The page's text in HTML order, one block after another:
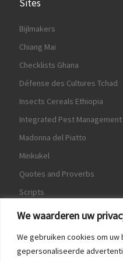
We waarderen uw
We gebruiken cookies om
gepersonaliseerde
Sites
Bijlmakers
Chiang Mai
Checklists Ghana
Défense des Cultures Tchad
Insects Cereals Ethiopia
Integrated Pest Management
Madonna del Piatto
Minkukel
Quotes and Proverbs
Scripts
World Crops Database